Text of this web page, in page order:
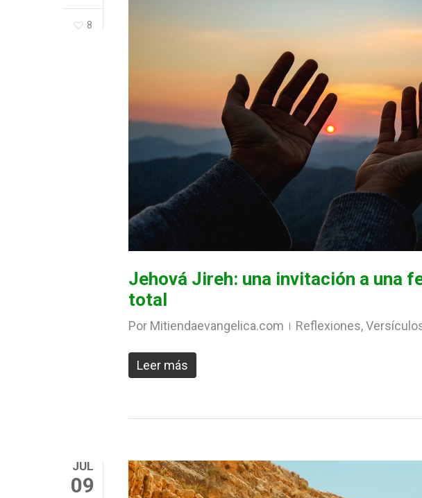
8
Jehová Jireh: una invitación a una
total
Por Mitiendaevangelica.com Reflexiones,
Leer más
JUL
09